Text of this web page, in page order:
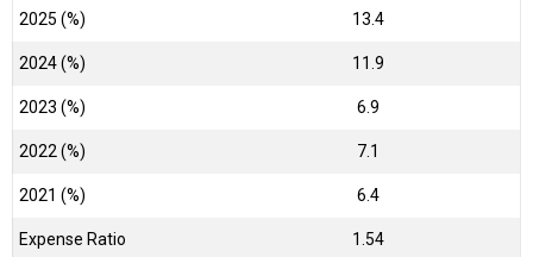
2025 (%) 13.4
2024 (%) 11.9
2023 (%) 6.9
2022 (%) 7.1
2021 (%) 6.4
Expense Ratio 1.54